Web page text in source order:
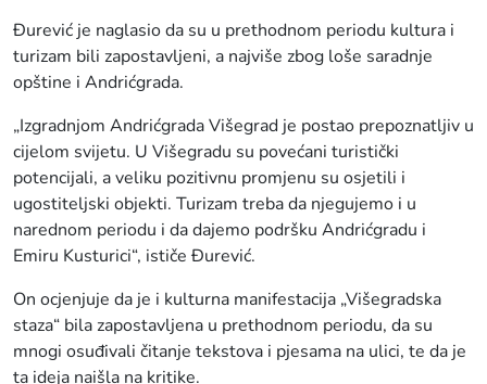
Đurević je naglasio da su u prethodnom periodu kultura i
turizam bili zapostavljeni, a najviše zbog loše saradnje
opštine i Andrićgrada.
„Izgradnjom Andrićgrada Višegrad je postao prepoznatljiv u
cijelom svijetu. U Višegradu su povećani turistički
potencijali, a veliku pozitivnu promjenu su osjetili i
ugostiteljski objekti. Turizam treba da njegujemo i u
narednom periodu i da dajemo podršku Andrićgradu i
Emiru Kusturici“, ističe Đurević.
On ocjenjuje da je i kulturna manifestacija „Višegradska
staza“ bila zapostavljena u prethodnom periodu, da su
mnogi osuđivali čitanje tekstova i pjesama na ulici, te da je
ta ideja naišla na kritike.